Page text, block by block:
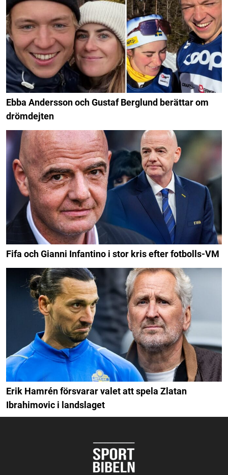
Ebba Andersson och Gustaf Berglund berättar om
drömdejten
Fifa och Gianni Infantino i stor kris efter fotbolls-VM
Erik Hamrén försvarar valet att spela Zlatan
Ibrahimovic i landslaget